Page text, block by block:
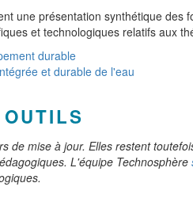
une présentation synthétique
et technologiques relatifs aux
durable
et durable de l'eau
de mise à jour. Elles restent
L'équipe Technosphère